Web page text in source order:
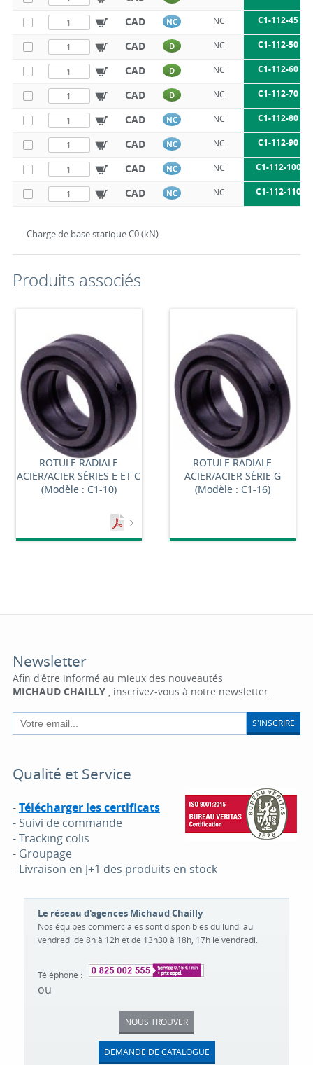
CAD NC NC C1-112-45
CAD D NC C1-112-50
CAD D NC C1-112-60
CAD D NC C1-112-70
CAD NC NC C1-112-80
CAD NC NC C1-112-90
CAD NC NC C1-112-100
CAD NC NC C1-112-110
Charge de base statique C0 (kN).
Produits associés
ROTULE RADIALE
ACIER/ACIER SÉRIES E ET C
(Modèle : C1-10)
ROTULE RADIALE
ACIER/ACIER SÉRIE G
(Modèle : C1-16)
Newsletter
Afin d'être informé au mieux des nouveautés
MICHAUD CHAILLY, inscrivez-vous à notre newsletter.
S'INSCRIRE
Qualité et Service
-Télécharger les certificats
- Suivi de commande
- Tracking colis
- Groupage
- Livraison en J+1 des produits en stock
Le réseau d'agences Michaud Chailly
Nos équipes commerciales sont disponibles du lundi au
vendredi de 8h à 12h et de 13h30 à 18h, 17h le vendredi.
Téléphone :
ou
NOUS TROUVER
DEMANDE DE CATALOGUE